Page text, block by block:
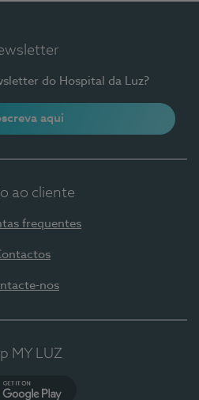
do Hospital da Luz?
aqui
ao cliente
frequentes
nos
MY LUZ